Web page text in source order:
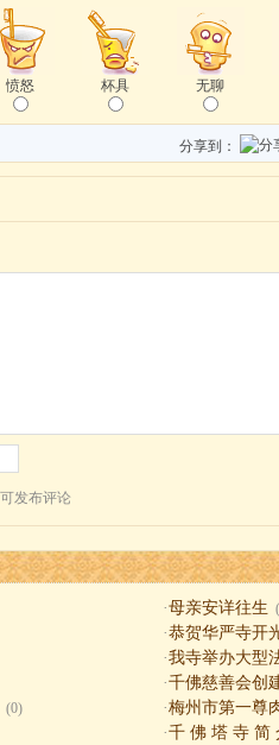
愤怒 杯具 无聊
分享到：
·母亲安详往生
·恭贺华严寺开
·我寺举办大型
·千佛慈善会创
(0) ·梅州市第一尊
·千 佛 塔 寺 简